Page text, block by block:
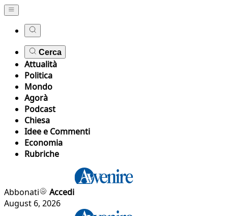
Cerca
Attualità
Politica
Mondo
Agorà
Podcast
Chiesa
Idee e Commenti
Economia
Rubriche
Abbonati
Accedi
August 6, 2026